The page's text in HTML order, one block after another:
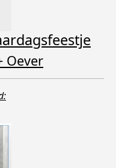
Oever